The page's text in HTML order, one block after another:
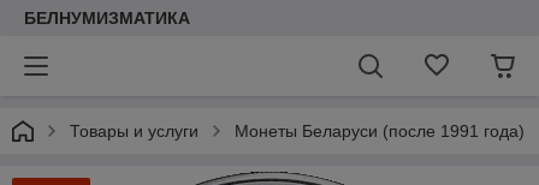
БЕЛНУМИЗМАТИКА
Товары и услуги Монеты Беларуси (после 1991 года)